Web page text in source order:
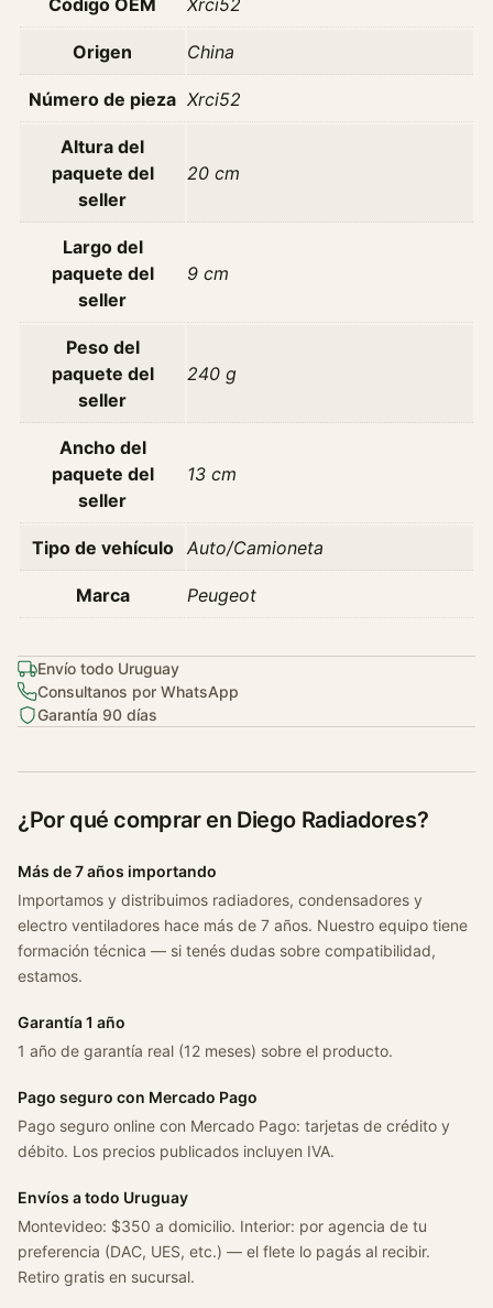
O
c
r
Código OEM Xrci52
Origen China
Número de pieza Xrci52
Altura del
paquete del
seller
20 cm
Largo del
paquete del
seller
9 cm
Peso del
paquete del
seller
240 g
Ancho del
paquete del
seller
13 cm
Tipo de vehículo Auto/Camioneta
Marca Peugeot
Envío todo Uruguay
Consultanos por WhatsApp
Garantía 90 días
¿Por qué comprar en Diego Radiadores?
Más de 7 años importando
Importamos y distribuimos radiadores, condensadores y
electro ventiladores hace más de 7 años. Nuestro equipo tiene
formación técnica — si tenés dudas sobre compatibilidad,
estamos.
Garantía 1 año
1 año de garantía real (12 meses) sobre el producto.
Pago seguro con Mercado Pago
Pago seguro online con Mercado Pago: tarjetas de crédito y
débito. Los precios publicados incluyen IVA.
Envíos a todo Uruguay
Montevideo: $350 a domicilio. Interior: por agencia de tu
preferencia (DAC, UES, etc.) — el flete lo pagás al recibir.
Retiro gratis en sucursal.